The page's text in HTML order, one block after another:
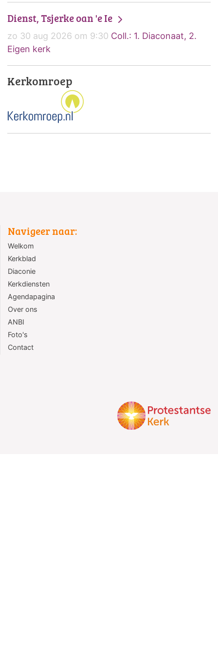
Dienst, Tsjerke oan 'e Ie
zo 30 aug 2026 om 9:30 Coll.: 1. Diaconaat, 2.
Eigen kerk
Kerkomroep
Navigeer naar:
Welkom
Kerkblad
Diaconie
Kerkdiensten
Agendapagina
Over ons
ANBI
Foto's
Contact